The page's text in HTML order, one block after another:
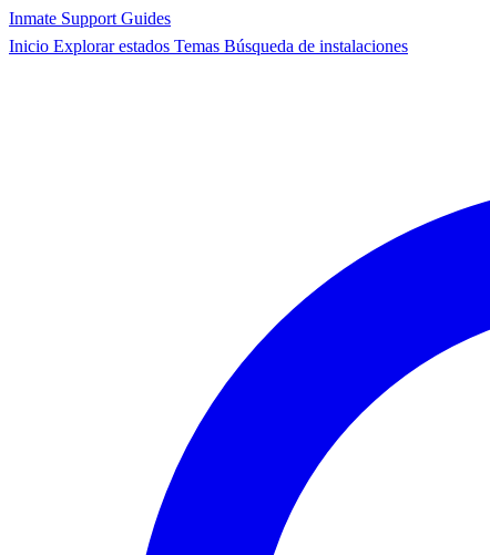
Inmate Support Guides
Inicio Explorar estados Temas Búsqueda de instalaciones